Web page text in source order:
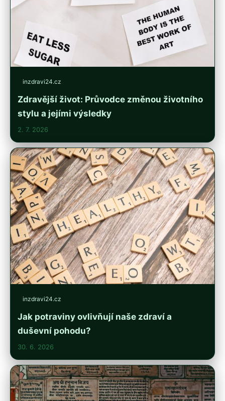
inzdravi24.cz
Zdravější život: Průvodce změnou životního
stylu a jejími výsledky
2. 7. 2026
inzdravi24.cz
Jak potraviny ovlivňují naše zdraví a
duševní pohodu?
30. 6. 2026